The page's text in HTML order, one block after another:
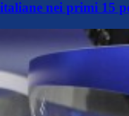
italiane nei primi 15